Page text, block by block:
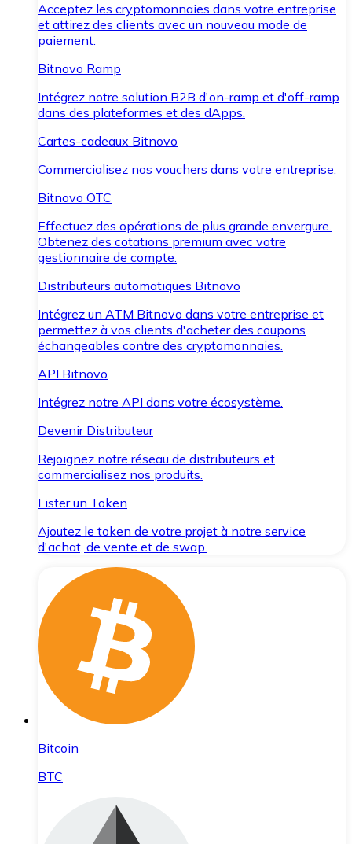
Acceptez les cryptomonnaies dans votre entreprise
et attirez des clients avec un nouveau mode de
paiement.
Bitnovo Ramp
Intégrez notre solution B2B d'on-ramp et d'off-ramp
dans des plateformes et des dApps.
Cartes-cadeaux Bitnovo
Commercialisez nos vouchers dans votre entreprise.
Bitnovo OTC
Effectuez des opérations de plus grande envergure.
Obtenez des cotations premium avec votre
gestionnaire de compte.
Distributeurs automatiques Bitnovo
Intégrez un ATM Bitnovo dans votre entreprise et
permettez à vos clients d'acheter des coupons
échangeables contre des cryptomonnaies.
API Bitnovo
Intégrez notre API dans votre écosystème.
Devenir Distributeur
Rejoignez notre réseau de distributeurs et
commercialisez nos produits.
Lister un Token
Ajoutez le token de votre projet à notre service
d'achat, de vente et de swap.
Bitcoin
BTC